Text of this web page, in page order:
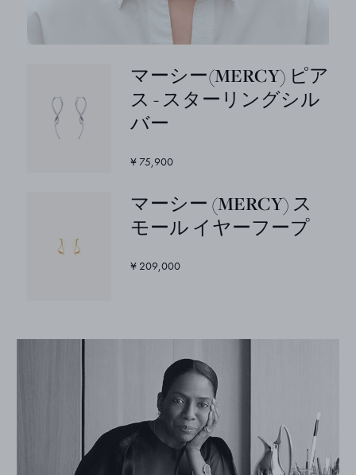
マーシー(MERCY) ピア
ス - スターリングシル
バー
¥ 75,900
マーシー (MERCY) ス
モール イヤーフープ
¥ 209,000